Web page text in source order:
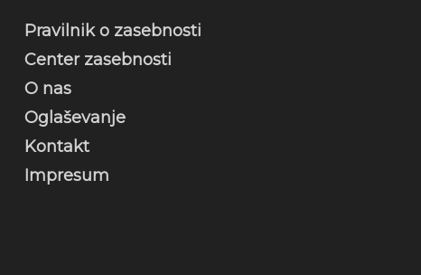
Pravilnik o zasebnosti
Center zasebnosti
O nas
Oglaševanje
Kontakt
Impresum